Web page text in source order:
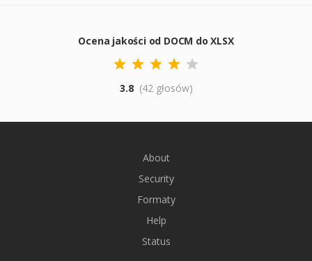
Ocena jakości od DOCM do XLSX
3.8 (42 głosów)
About
Security
Formaty
Help
Status